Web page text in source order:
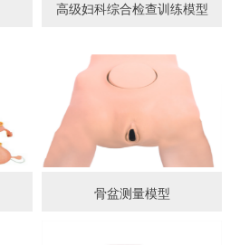
高级妇科综合检查训练模型
骨盆测量模型